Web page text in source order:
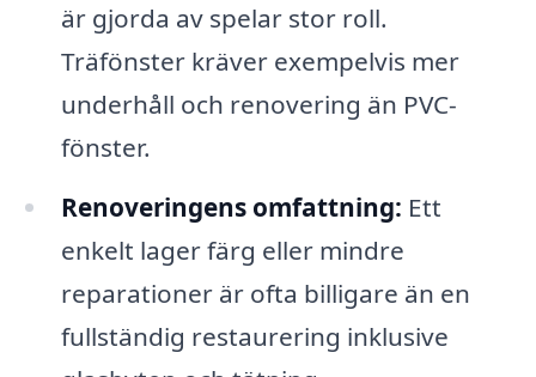
är gjorda av spelar stor roll.
Träfönster kräver exempelvis mer
underhåll och renovering än PVC-
fönster.
Renoveringens omfattning: Ett
enkelt lager färg eller mindre
reparationer är ofta billigare än en
fullständig restaurering inklusive